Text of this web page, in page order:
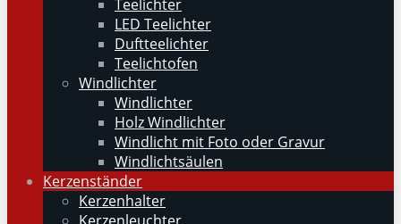
Teelichter
LED Teelichter
Duftteelichter
Teelichtofen
Windlichter
Windlichter
Holz Windlichter
Windlicht mit Foto oder Gravur
Windlichtsäulen
Kerzenständer
Kerzenhalter